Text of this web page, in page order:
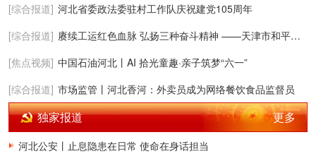
[综合报道] 河北省委政法委驻村工作队庆祝建党105周年
[综合报道]
赓续工运红色血脉 弘扬三种奋斗精神 ——天津市和平区爱国拥军促进会组织参观学习汲取奋进动能
[焦点视频] 中国石油河北丨AI 拾光童趣·亲子筑梦“六一”
[综合报道] 市场监管丨河北香河：外卖员成为网络餐饮食品监督员
独家报道 更多
河北公安丨止息隐患在日常 使命在身话担当